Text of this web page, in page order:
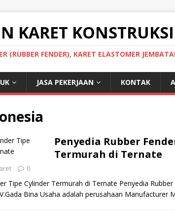
KARET KONSTRUKSI
(RUBBER FENDER), KARET ELASTOMER
JASA PEKERJAAN KONTAK
Penyedia Rubber
Termurah di Ternate
0
Tipe Cylinder Termurah di Ternate Penyedia
Bina Usaha adalah perusahaan Manufacturer